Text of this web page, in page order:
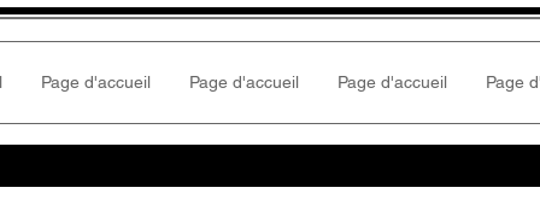
Page d'accueil Page d'accueil Page d'accueil Page